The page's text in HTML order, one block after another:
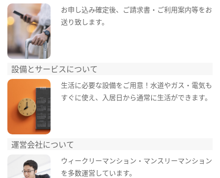
お申し込み確定後、ご請求書・ご利用案内等をお
送り致します。
設備とサービスについて
生活に必要な設備をご用意！水道やガス・電気も
すぐに使え、入居日から通常に生活ができます。
運営会社について
ウィークリーマンション・マンスリーマンション
を多数運営しています。